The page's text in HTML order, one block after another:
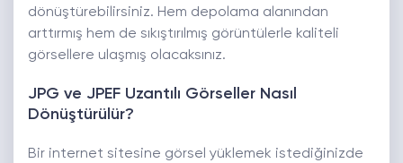
dönüştürebilirsiniz. Hem depolama alanından
arttırmış hem de sıkıştırılmış görüntülerle kaliteli
görsellere ulaşmış olacaksınız.
JPG ve JPEF Uzantılı Görseller Nasıl
Dönüştürülür?
Bir internet sitesine görsel yüklemek istediğinizde